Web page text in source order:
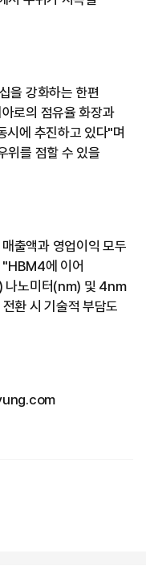
을 강화하는 한편
로의 점유율 화장과
시에 추진하고 있다"며
위를 점할 수 있을
출액과 영업이익 모두
"HBM4에 이어
나노미터(nm) 및 4nm
환 시 기술적 부담도